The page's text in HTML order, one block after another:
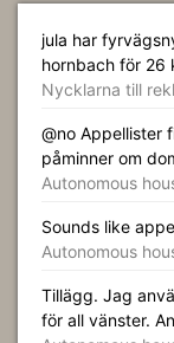
jula har
hornbach för 26
Nycklarna till
@no Appellister
påminner om
Autonomous
Sounds like
Autonomous
Tillägg. Jag
för all vänster.